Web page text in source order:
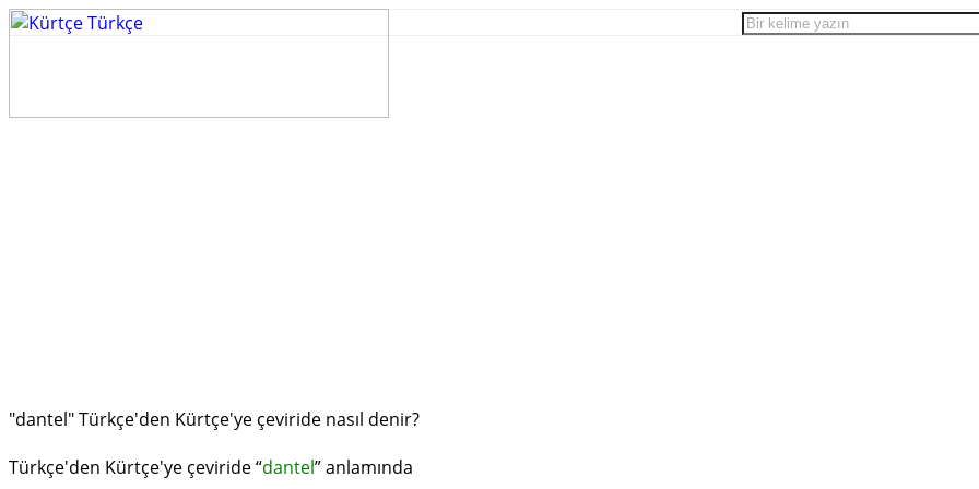
"dantel" Türkçe'den Kürtçe'ye çeviride nasıl denir?
Türkçe'den Kürtçe'ye çeviride “dantel” anlamında